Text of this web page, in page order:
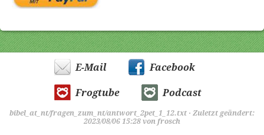
E-Mail Facebook
Frogtube Podcast
bibel_at_nt/fragen_zum_nt/antwort_2pet_1_12.txt · Zuletzt geändert:
2023/08/06 15:28 von frosch